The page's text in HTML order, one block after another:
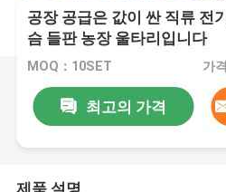
공장 공급은 값이 싼 직류 전
슴 들판 농장 울타리입니다
MOQ：10SET 가
최고의 가격
제품 설명